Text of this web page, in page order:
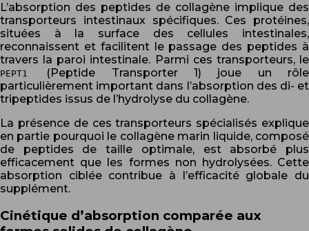
L’absorption des peptides de collagène implique des
transporteurs intestinaux spécifiques. Ces protéines,
situées à la surface des cellules intestinales,
reconnaissent et facilitent le passage des peptides à
travers la paroi intestinale. Parmi ces transporteurs, le
PEPT1
(Peptide Transporter 1) joue un rôle
particulièrement important dans l’absorption des di- et
tripeptides issus de l’hydrolyse du collagène.
La présence de ces transporteurs spécialisés explique
en partie pourquoi le collagène marin liquide, composé
de peptides de taille optimale, est absorbé plus
efficacement que les formes non hydrolysées. Cette
absorption ciblée contribue à l’efficacité globale du
supplément.
Cinétique d’absorption comparée aux